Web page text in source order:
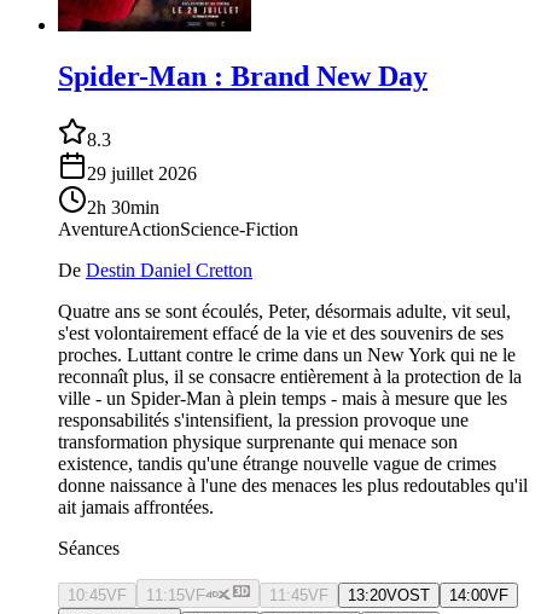
Spider-Man : Brand New Day
8.3
29 juillet 2026
2h 30min
AventureActionScience-Fiction
De Destin Daniel Cretton
Quatre ans se sont écoulés, Peter, désormais adulte, vit seul,
s'est volontairement effacé de la vie et des souvenirs de ses
proches. Luttant contre le crime dans un New York qui ne le
reconnaît plus, il se consacre entièrement à la protection de la
ville - un Spider-Man à plein temps - mais à mesure que les
responsabilités s'intensifient, la pression provoque une
transformation physique surprenante qui menace son
existence, tandis qu'une étrange nouvelle vague de crimes
donne naissance à l'une des menaces les plus redoutables qu'il
ait jamais affrontées.
Séances
10:45VF 11:15VF 11:45VF 13:20VOST 14:00VF